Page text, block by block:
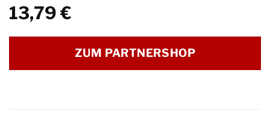
13,79€
ZUM PARTNERSHOP